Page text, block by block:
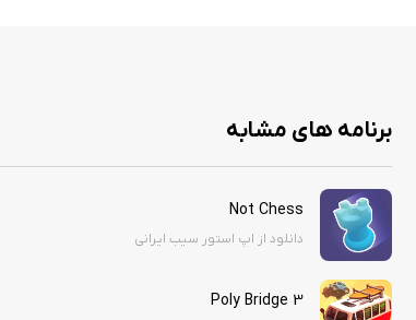
برنامه های مشابه
Not Chess
دانلود از اپ استور سیب ایرانی
Poly Bridge 3